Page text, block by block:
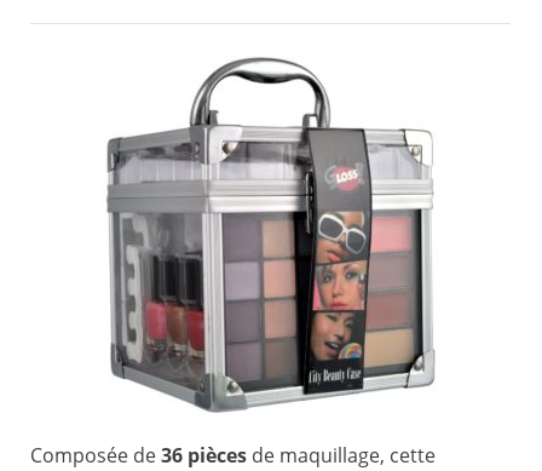
Composée de36 pièces de maquillage, cette